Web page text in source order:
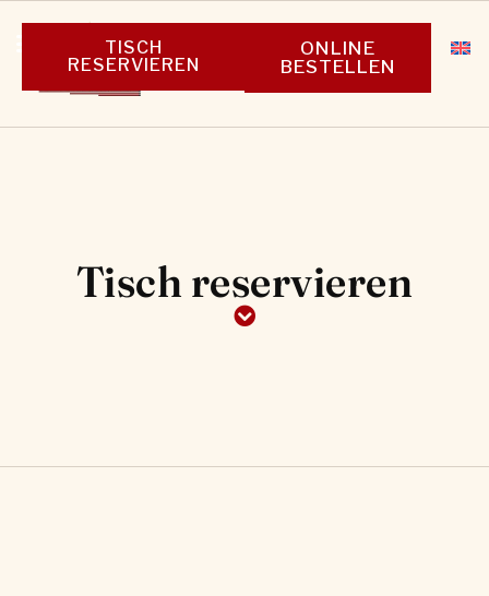
TISCH
RESERVIEREN
ONLINE
BESTELLEN
Tisch reservieren